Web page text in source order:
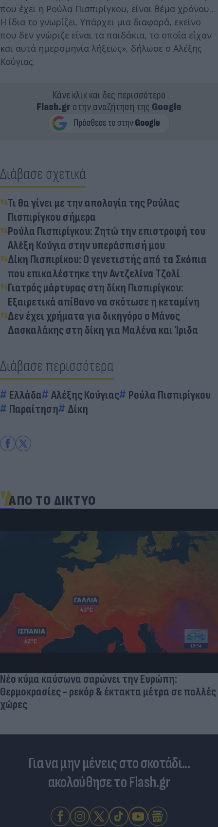
που έχει η Ρούλα Πισπιρίγκου, είναι θέμα χρόνου…
Η ίδια το γνωρίζει. Υπάρχει μια διαφορά, εκείνο
που δεν γνώριζε είναι τα παιδάκια, τα οποία είχαν
και αυτά ημερομηνία λήξεως», δήλωσε ο Αλέξης
Κούγιας.
Κάνε κλικ και δες περισσότερο
Flash.grστην αναζήτηση της Google
Διάβασε σχετικά
Τι θα γίνει με την απολογία της Ρούλας
Πισπιρίγκου σήμερα
Ρούλα Πισπιρίγκου: Ζητώ την επιστροφή του
Αλέξη Κούγια στην υπεράσπισή μου
Δίκη Πισπιρίκου: Ο γενετιστής από τα Σκόπια
που επικαλέστηκε την Αντζελίνα Τζολί
Γιατρός μάρτυρας στη δίκη Πισπιρίγκου:
Εξαιρετικά απίθανο να σκότωσε η κεταμίνη
Δεν έχει χρήματα για δικηγόρο ο Μάνος
Δασκαλάκης στη δίκη για Μαλένα και Ίριδα
Διάβασε περισσότερα
Ελλάδα Αλέξης Κούγιας
Ρούλα Πισπιρίγκου
Παραίτηση
Δίκη
ΑΠΟ ΤΟ ΔΙΚΤΥΟ
Νέο κύμα καύσωνα σαρώνει την Ευρώπη:
Θερμοκρασίες - ρεκόρ & έκτακτα μέτρα σε πολλές
χώρες
Για να μην μένεις στο σκοτάδι...
ακολούθησε το Flash.gr